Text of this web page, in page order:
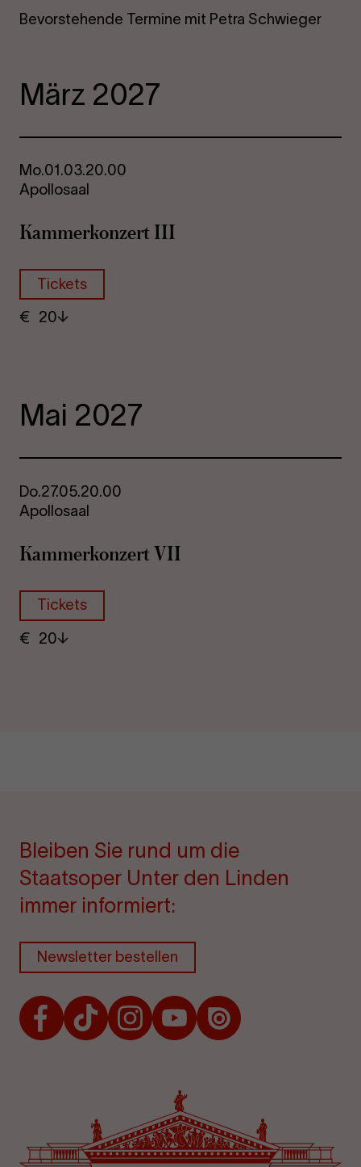
Bevorstehende Termine mit Petra Schwieger
März 2027
Mo.01.03.20.00
Apollosaal
Kam­mer­kon­zert III
Tickets
€ ​ 20
Mai 2027
Do.27.05.20.00
Apollosaal
Kam­mer­kon­zert VII
Tickets
€ ​ 20
Bleiben Sie rund um die
Staatsoper Unter den Linden
immer informiert:
Newsletter bestellen
FacebookTikTokInstagramYoutubeIssuu